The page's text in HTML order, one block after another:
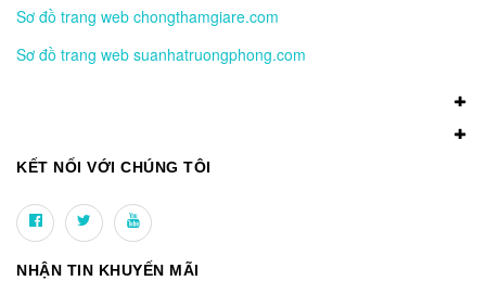
Sơ đồ trang web chongthamgiare.com
Sơ đồ trang web suanhatruongphong.com
KẾT NỐI VỚI CHÚNG TÔI
NHẬN TIN KHUYẾN MÃI